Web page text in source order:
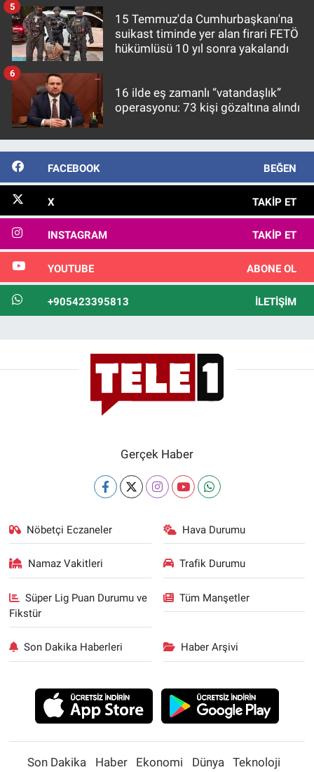
15 Temmuz'da Cumhurbaşkanı'na
suikast timinde yer alan firari FETÖ
hükümlüsü 10 yıl sonra yakalandı
5
16 ilde eş zamanlı “vatandaşlık”
operasyonu: 73 kişi gözaltına alındı
6
FACEBOOK BEĞEN
X TAKIP ET
INSTAGRAM TAKIP ET
YOUTUBE ABONE OL
+905423395813 İLETIŞIM
Gerçek Haber
Nöbetçi Eczaneler Hava Durumu
Namaz Vakitleri Trafik Durumu
Süper Lig Puan Durumu ve
Fikstür
Tüm Manşetler
Son Dakika Haberleri Haber Arşivi
Son Dakika Haber Ekonomi Dünya Teknoloji